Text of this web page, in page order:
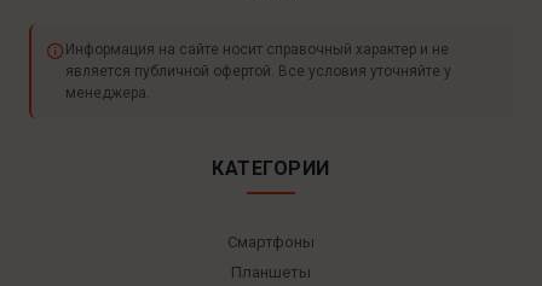
Информация на сайте носит справочный характер и не
является публичной офертой. Все условия уточняйте у
менеджера.
КАТЕГОРИИ
Смартфоны
Планшеты